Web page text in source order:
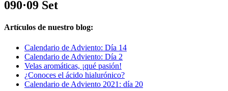
090·09 Set
Artículos de nuestro blog:
Calendario de Adviento: Día 14
Calendario de Adviento: Día 2
Velas aromáticas, ¡qué pasión!
¿Conoces el ácido hialurónico?
Calendario de Adviento 2021: día 20